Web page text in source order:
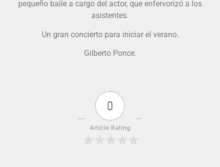
pequeño baile a cargo del actor, que enfervorizó a los
asistentes.
Un gran concierto para iniciar el verano.
Gilberto Ponce.
0
Article Rating